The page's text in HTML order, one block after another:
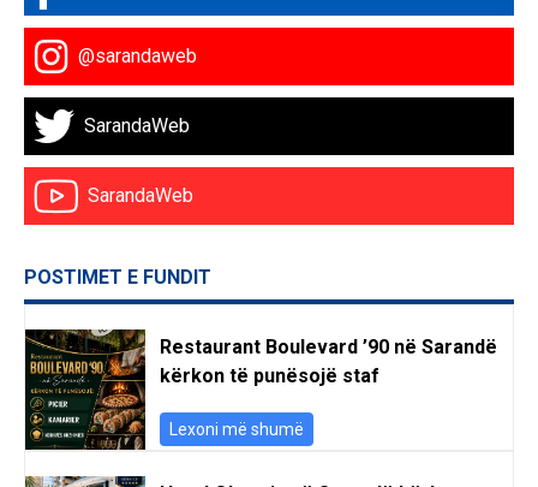
@sarandaweb
SarandaWeb
SarandaWeb
POSTIMET E FUNDIT
Restaurant Boulevard ’90 në Sarandë
kërkon të punësojë staf
Lexoni më shumë